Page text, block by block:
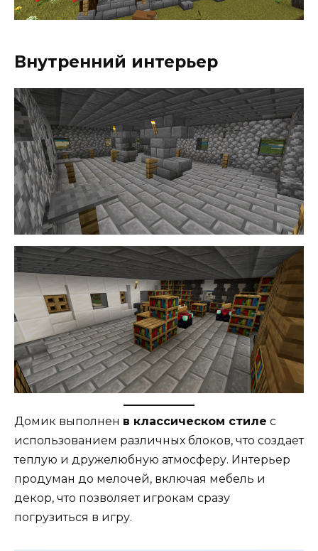
Внутренний интерьер
Домик выполнен в классическом стиле с
использованием различных блоков, что создает
теплую и дружелюбную атмосферу. Интерьер
продуман до мелочей, включая мебель и
декор, что позволяет игрокам сразу
погрузиться в игру.